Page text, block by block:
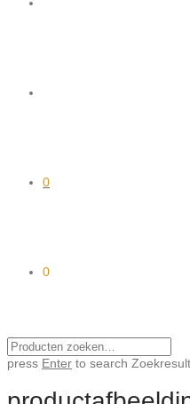
0
0
press Enter to search